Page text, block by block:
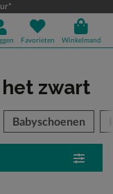
Favorieten Winkelmand
zwart
Babyschoenen